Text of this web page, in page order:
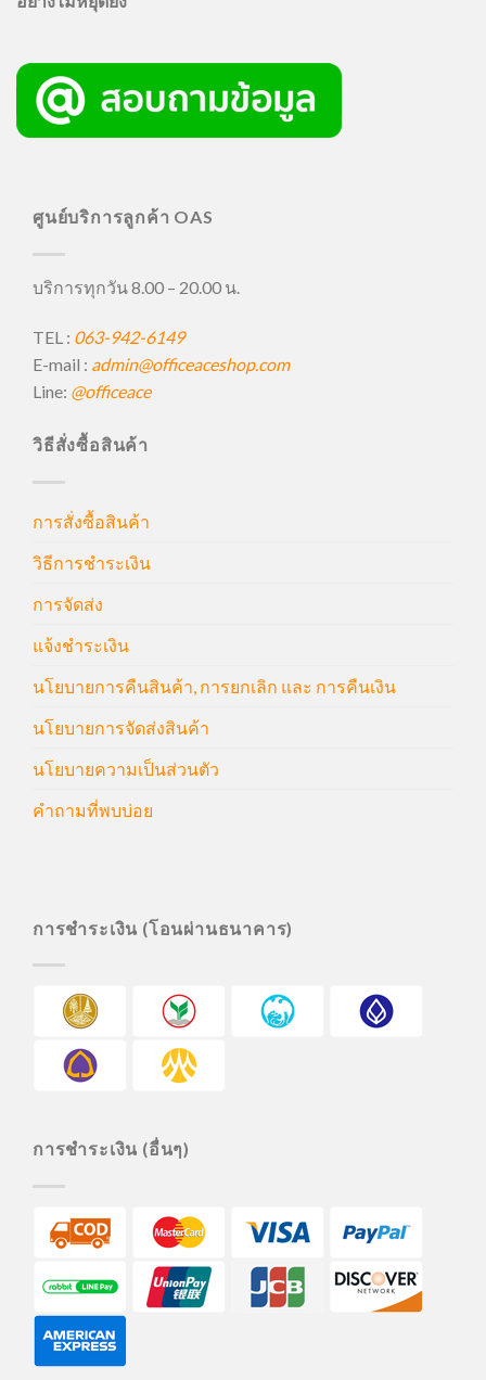
ศูนย์บริการลูกค้า OAS
บริการทุกวัน 8.00 – 20.00 น.
TEL : 063-942-6149
E-mail : admin@officeaceshop.com
Line: @officeace
วิธีสั่งซื้อสินค้า
การสั่งซื้อสินค้า
วิธีการชำระเงิน
การจัดส่ง
แจ้งชำระเงิน
นโยบายการคืนสินค้า, การยกเลิก และ การคืนเงิน
นโยบายการจัดส่งสินค้า
นโยบายความเป็นส่วนตัว
คำถามที่พบบ่อย
การชำระเงิน (โอนผ่านธนาคาร)
การชำระเงิน (อื่นๆ)